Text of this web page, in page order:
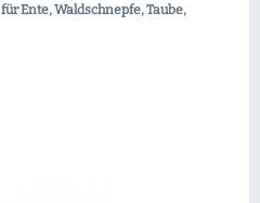
Ente, Waldschnepfe, Taube,